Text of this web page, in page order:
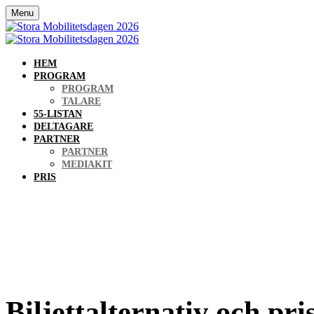
Menu
HEM
PROGRAM
PROGRAM
TALARE
55-LISTAN
DELTAGARE
PARTNER
PARTNER
MEDIAKIT
PRIS